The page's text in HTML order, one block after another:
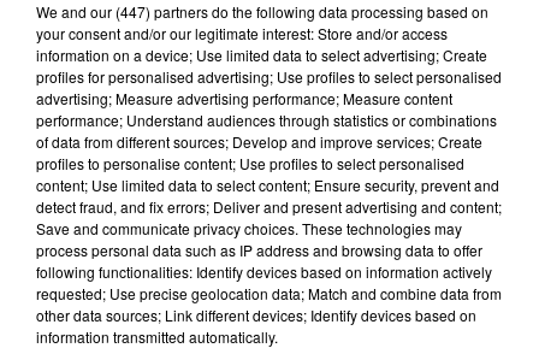
Le C'CMBM affrontera un autre club de la région
Centre à l'occasion des 32es de finale de la Coupe de
France.
Trois nocturnes en août au Refuge La
We and our (447) partnersdo the following data processing based on
your consent and/or our legitimate interest: Store and/or access
information on a device; Use limited data to select advertising; Create
profiles for personalised advertising; Use profiles to select personalised
advertising; Measure advertising performance; Measure content
performance; Understand audiences through statistics or combinations
of data from different sources; Develop and improve services; Create
profiles to personalise content; Use profiles to select personalised
content; Use limited data to select content; Ensure security, prevent and
detect fraud, and fix errors; Deliver and present advertising and content;
Save and communicate privacy choices. These technologies may
process personal data such as IP address and browsing data to offer
following functionalities: Identify devices based on information actively
requested; Use precise geolocation data; Match and combine data from
other data sources; Link different devices; Identify devices based on
information transmitted automatically.